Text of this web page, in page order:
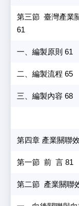
第三節 臺灣產業
61
一、編製原則 61
二、編製流程 65
三、編製內容 68
第四章 產業關聯
第一節 前 言 81
第二節 產業關聯